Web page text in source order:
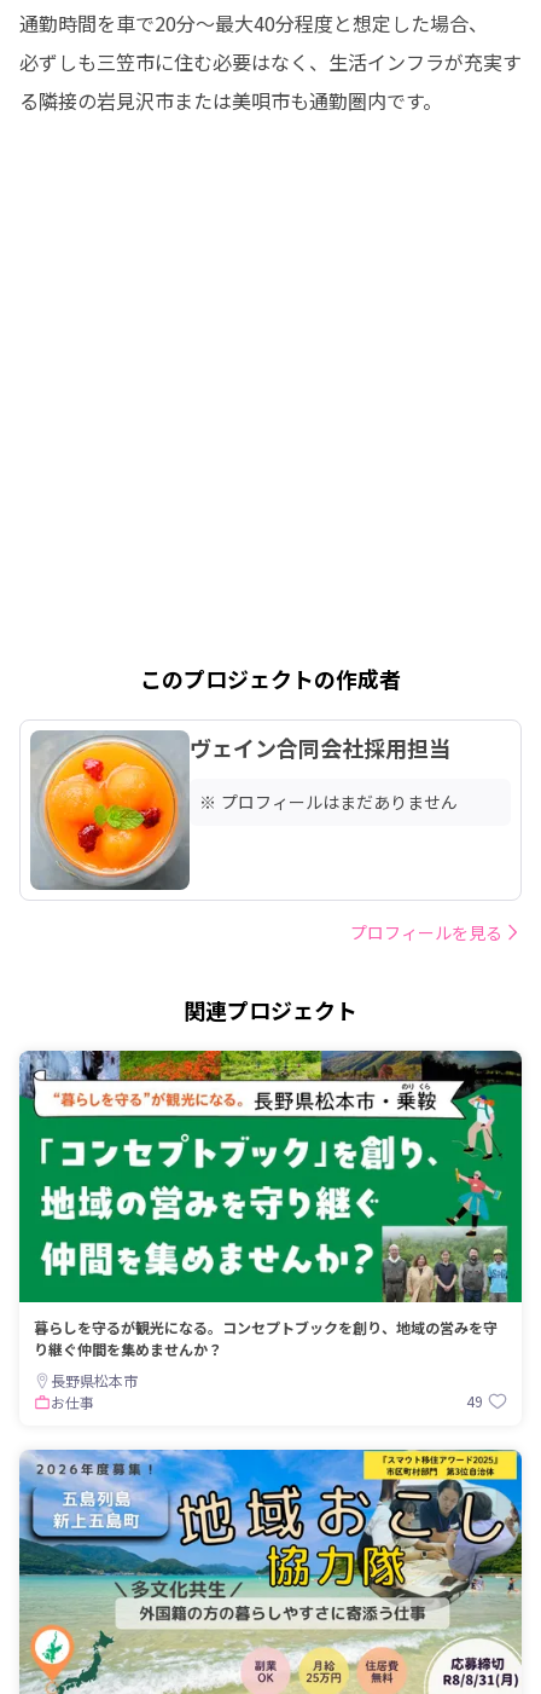
通勤時間を車で20分～最大40分程度と想定した場合、
必ずしも三笠市に住む必要はなく、生活インフラが充実す
る隣接の岩見沢市または美唄市も通勤圏内です。
このプロジェクトの作成者
ヴェイン合同会社採用担当
※ プロフィールはまだありません
プロフィールを見る
関連プロジェクト
暮らしを守るが観光になる。コンセプトブックを創り、地域の営みを守
り継ぐ仲間を集めませんか？
長野県松本市
お仕事
49